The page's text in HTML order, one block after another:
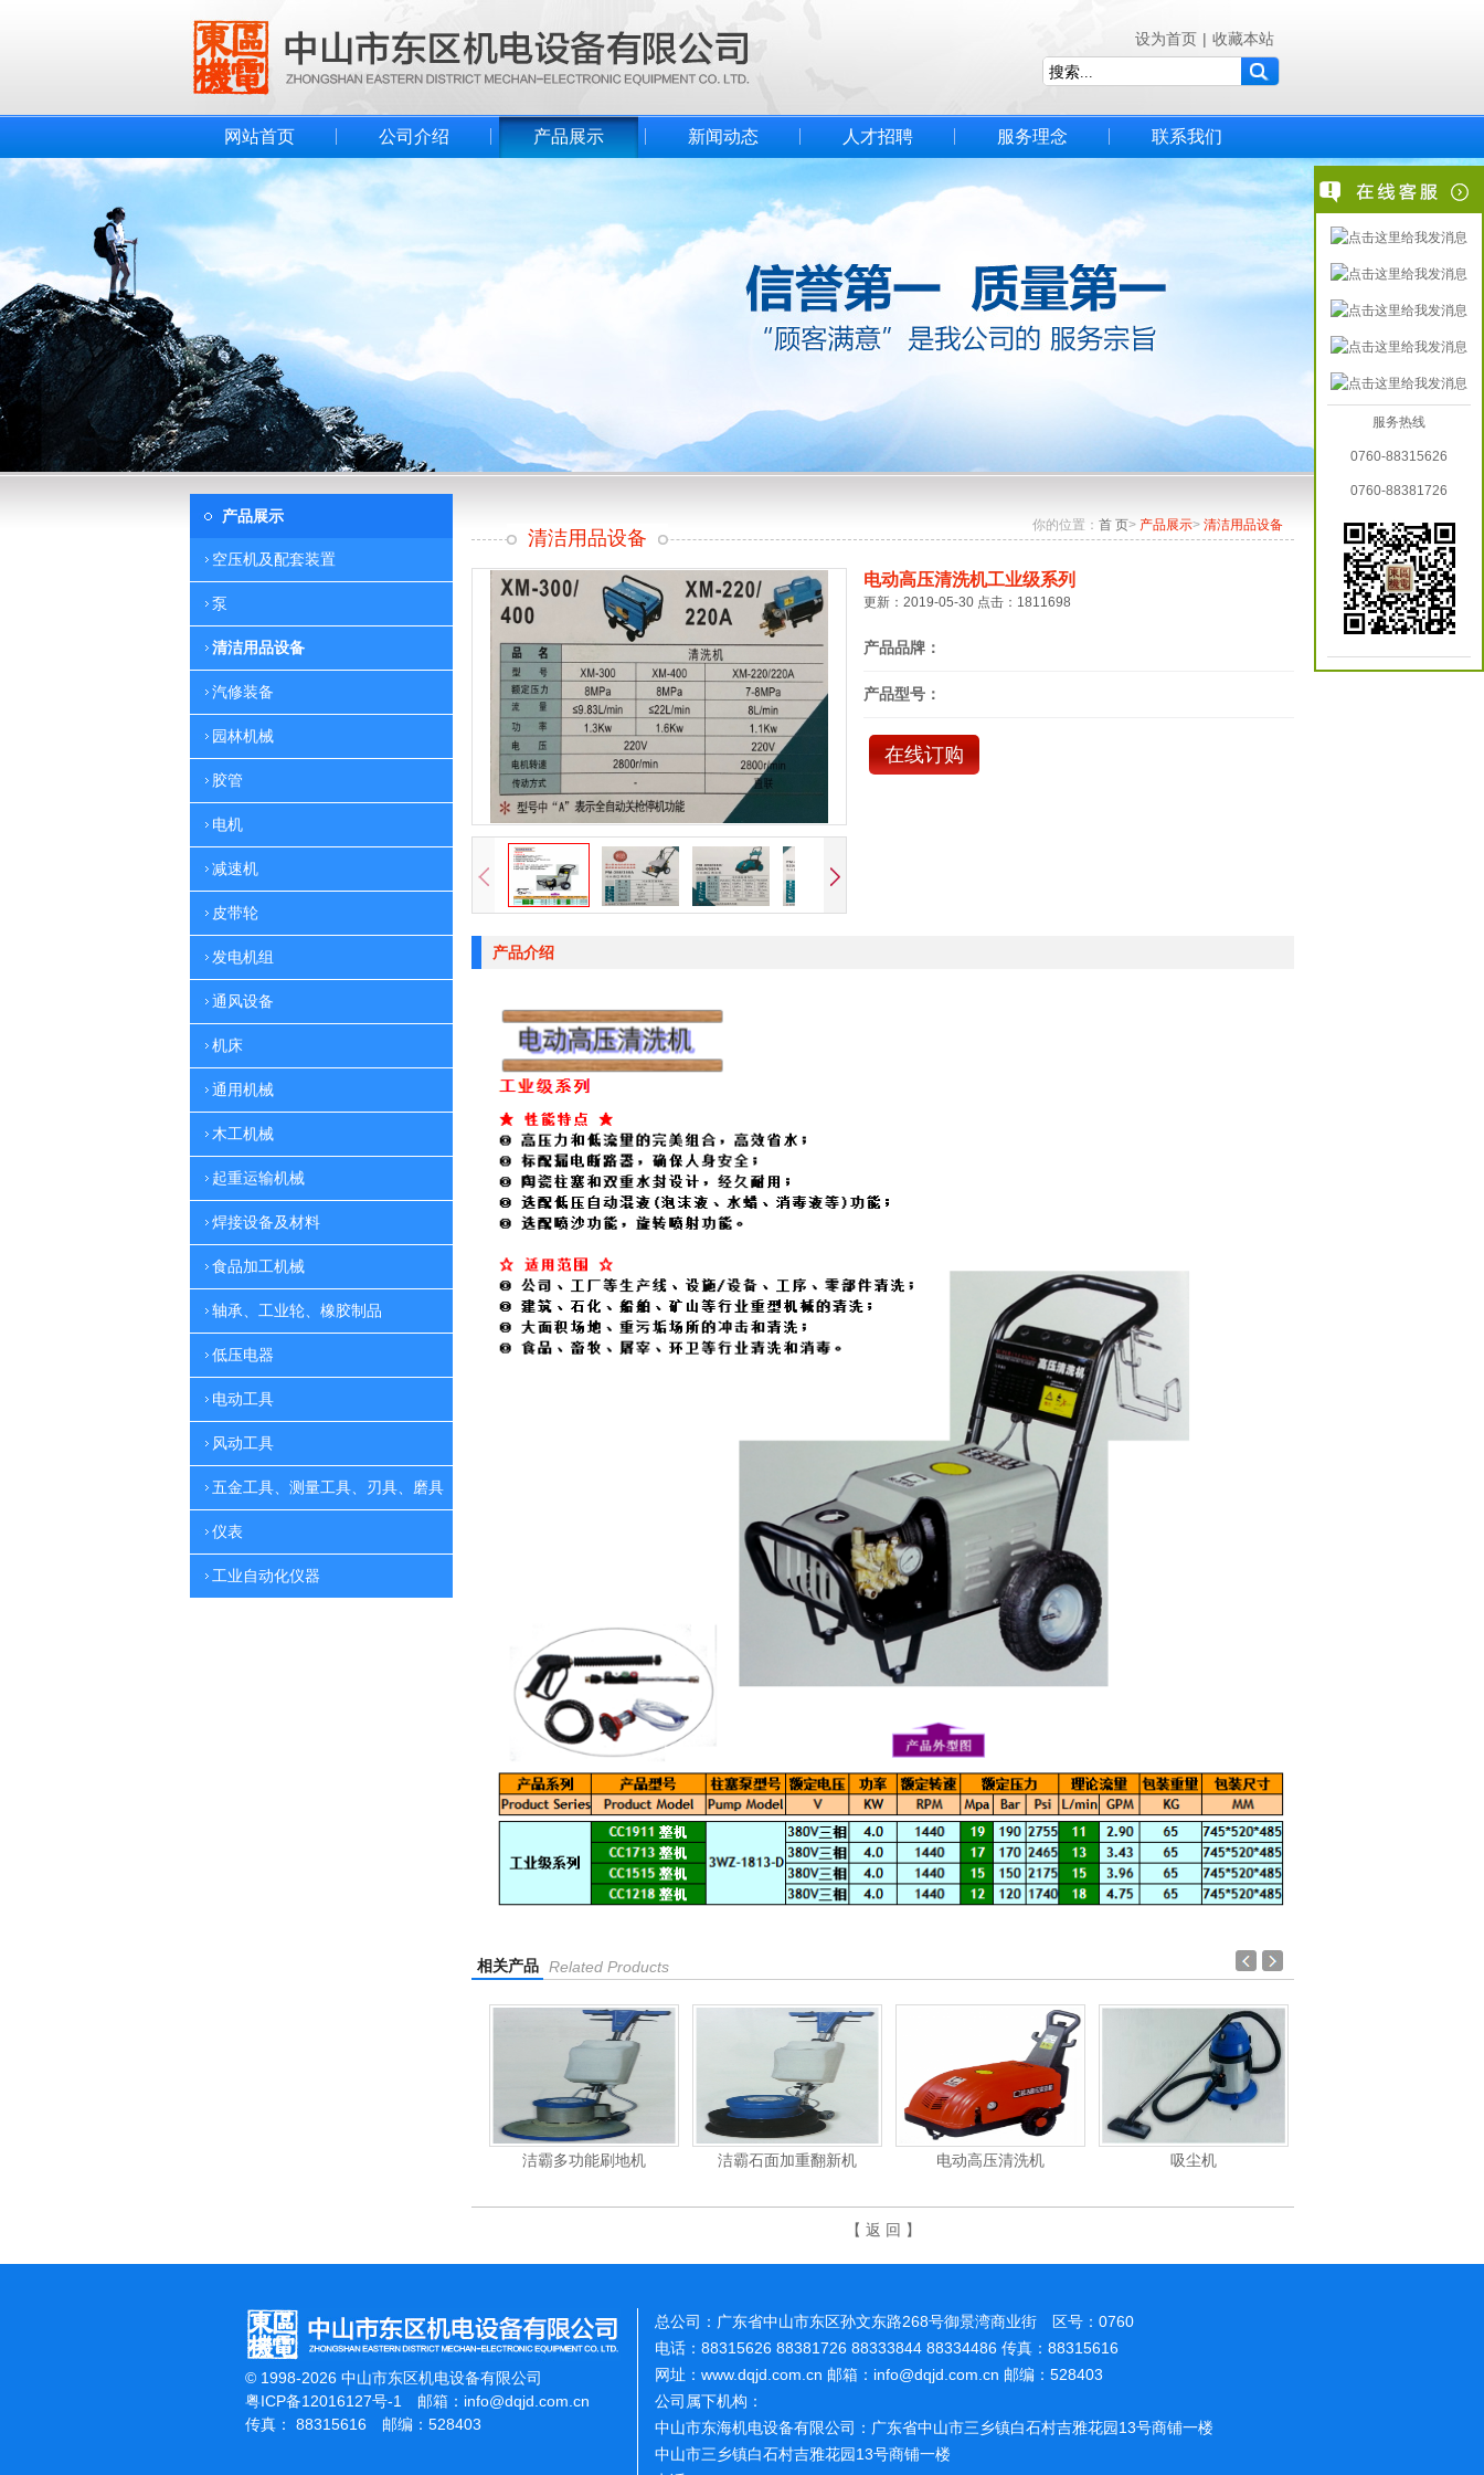
设为首页 | 收藏本站
网站首页 公司介绍 产品展示 新闻动态 人才招聘 服务理念 联系我们
产品展示
空压机及配套装置
泵
清洁用品设备
汽修装备
园林机械
胶管
电机
减速机
皮带轮
发电机组
通风设备
机床
通用机械
木工机械
起重运输机械
焊接设备及材料
食品加工机械
轴承、工业轮、橡胶制品
低压电器
电动工具
风动工具
五金工具、测量工具、刃具、磨具
仪表
工业自动化仪器
你的位置： 首 页> 产品展示> 清洁用品设备
清洁用品设备
电动高压清洗机工业级系列
更新：2019-05-30 点击：1811698
产品品牌：
产品型号：
在线订购
产品介绍
相关产品 Related Products
洁霸多功能刷地机 洁霸石面加重翻新机 电动高压清洗机 吸尘机
【 返 回 】
© 1998-2026 中山市东区机电设备有限公司
粤ICP备12016127号-1
邮箱： info@dqjd.com.cn
传真： 88315616 邮编：528403
总公司：广东省中山市东区孙文东路268号御景湾商业街 区号：0760
电话：88315626 88381726 88333844 88334486 传真：88315616
网址：www.dqjd.com.cn 邮箱：info@dqjd.com.cn 邮编：528403
公司属下机构：
中山市东海机电设备有限公司：广东省中山市三乡镇白石村吉雅花园13号商铺一楼
中山市三乡镇白石村吉雅花园13号商铺一楼
服务热线
0760-88315626
0760-88381726